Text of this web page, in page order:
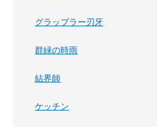
グラップラー刃牙
群緑の時雨
結界師
ケッチン